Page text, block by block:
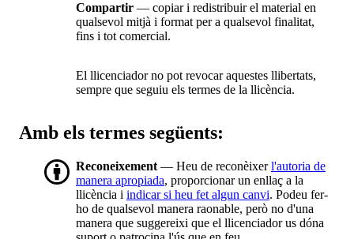
Compartir — copiar i redistribuir el material en
qualsevol mitjà i format per a qualsevol finalitat,
fins i tot comercial.
El llicenciador no pot revocar aquestes llibertats,
sempre que seguiu els termes de la llicència.
Amb els termes següents:
Reconeixement — Heu de reconèixerl'autoria de
manera apropiada, proporcionar un enllaç a la
llicència i indicar si heu fet algun canvi. Podeu fer-
ho de qualsevol manera raonable, però no d'una
manera que suggereixi que el llicenciador us dóna